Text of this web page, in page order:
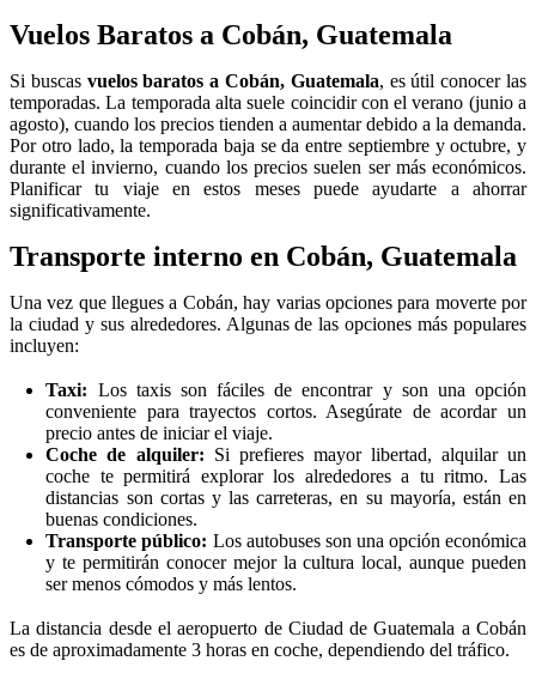
Vuelos Baratos a Cobán, Guatemala
Si buscas vuelos baratos a Cobán, Guatemala, es útil conocer las
temporadas. La temporada alta suele coincidir con el verano (junio a
agosto), cuando los precios tienden a aumentar debido a la demanda.
Por otro lado, la temporada baja se da entre septiembre y octubre, y
durante el invierno, cuando los precios suelen ser más económicos.
Planificar tu viaje en estos meses puede ayudarte a ahorrar
significativamente.
Transporte interno en Cobán, Guatemala
Una vez que llegues a Cobán, hay varias opciones para moverte por
la ciudad y sus alrededores. Algunas de las opciones más populares
incluyen:
Taxi: Los taxis son fáciles de encontrar y son una opción
conveniente para trayectos cortos. Asegúrate de acordar un
precio antes de iniciar el viaje.
Coche de alquiler: Si prefieres mayor libertad, alquilar un
coche te permitirá explorar los alrededores a tu ritmo. Las
distancias son cortas y las carreteras, en su mayoría, están en
buenas condiciones.
Transporte público: Los autobuses son una opción económica
y te permitirán conocer mejor la cultura local, aunque pueden
ser menos cómodos y más lentos.
La distancia desde el aeropuerto de Ciudad de Guatemala a Cobán
es de aproximadamente 3 horas en coche, dependiendo del tráfico.